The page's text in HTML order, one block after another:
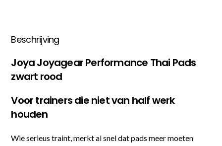
Beschrijving
Joya Joyagear Performance Thai Pads
zwart rood
Voor trainers die niet van half werk
houden
Wie serieus traint, merkt al snel dat pads meer moeten